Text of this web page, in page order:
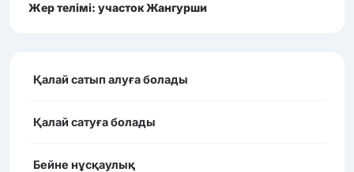
Жер телімі: участок Жангурши
Қалай сатып алуға болады
Қалай сатуға болады
Бейне нұсқаулық